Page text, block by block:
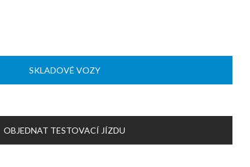
SKLADOVÉ VOZY
OBJEDNAT TESTOVACÍ JÍZDU